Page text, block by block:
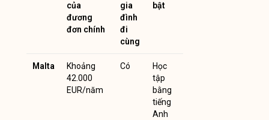
của
đương
đơn chính
gia
đình
đi
cùng
bật
Malta
Khoảng
42.000
EUR/năm
Có
Học
tập
bằng
tiếng
Anh